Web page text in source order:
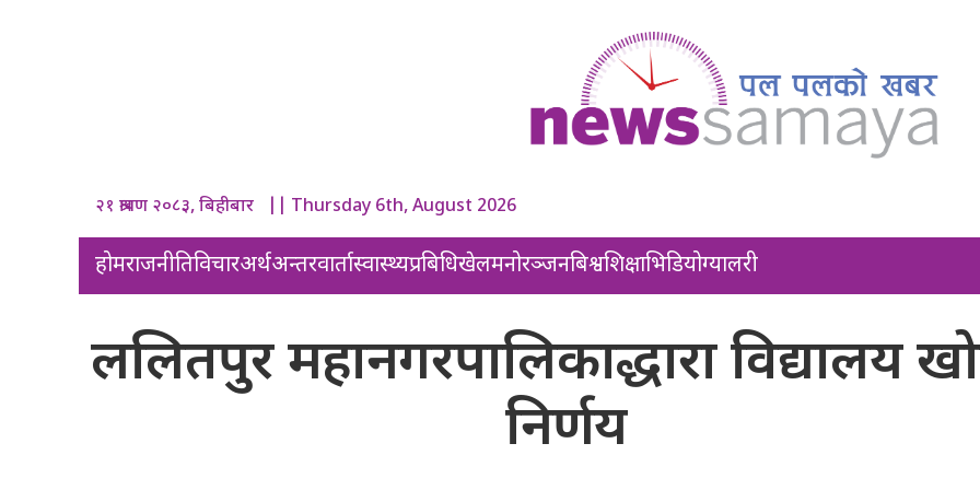
२१ श्रावण २०८३, बिहीबार || Thursday 6th, August 2026
होमराजनीतिविचारअर्थअन्तरवार्तास्वास्थ्यप्रबिधिखेलमनोरञ्जनबिश्वशिक्षाभिडियोग्यालरी
ललितपुर महानगरपालिकाद्धारा विद्यालय
निर्णय